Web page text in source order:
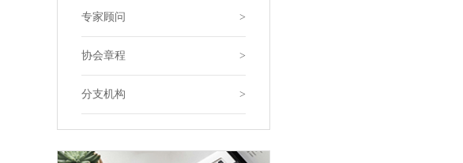
专家顾问 >
协会章程 >
分支机构 >